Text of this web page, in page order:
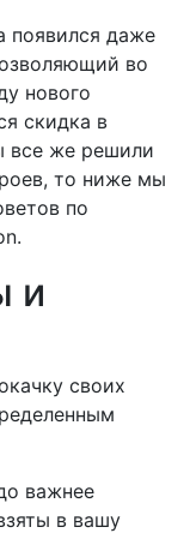
появился даже
во
нового
скидка в
все же решили
то ниже мы
по
и
своих
важнее
в вашу